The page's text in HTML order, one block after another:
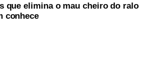
que elimina o mau cheiro do ralo
conhece